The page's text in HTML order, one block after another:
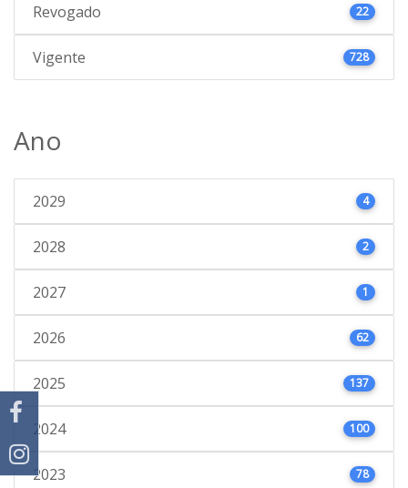
Revogado 22
Vigente 728
Ano
2029 4
2028 2
2027 1
2026 62
2025 137
2024 100
2023 78